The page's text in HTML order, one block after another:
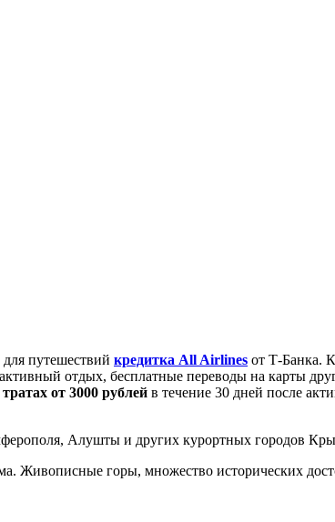
путешествий кредитка All Airlines от Т-Банка.
отдых, бесплатные переводы на карты
от 3000 рублей в течение 30 дней после
Алушты и других курортных городов
горы, множество исторических